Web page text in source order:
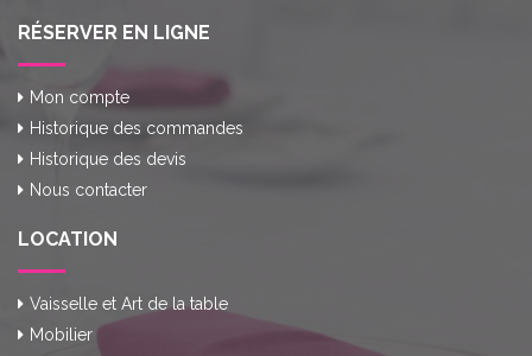
RÉSERVER EN LIGNE
Mon compte
Historique des commandes
Historique des devis
Nous contacter
LOCATION
Vaisselle et Art de la table
Mobilier